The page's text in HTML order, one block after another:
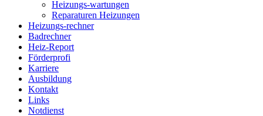
Heizungs-wartungen
Reparaturen Heizungen
Heizungs-rechner
Badrechner
Heiz-Report
Förderprofi
Karriere
Ausbildung
Kontakt
Links
Notdienst